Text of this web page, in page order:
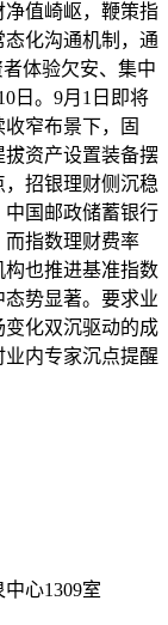
值崎岖，鞭策指
化沟通机制，通
体验欠安、集中
日。9月1日即将
窄布景下，固
资产设置装备摆
招银理财侧沉稳
国邮政储蓄银行
而指数理财费率
也推进基准指数
势显著。要求业
化双沉驱动的成
内专家沉点提醒
心1309室